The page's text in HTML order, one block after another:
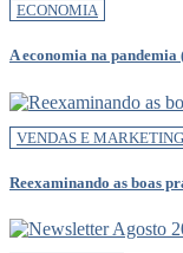
ECONOMIA
A economia na
VENDAS E MARKETING
Reexaminando as boas